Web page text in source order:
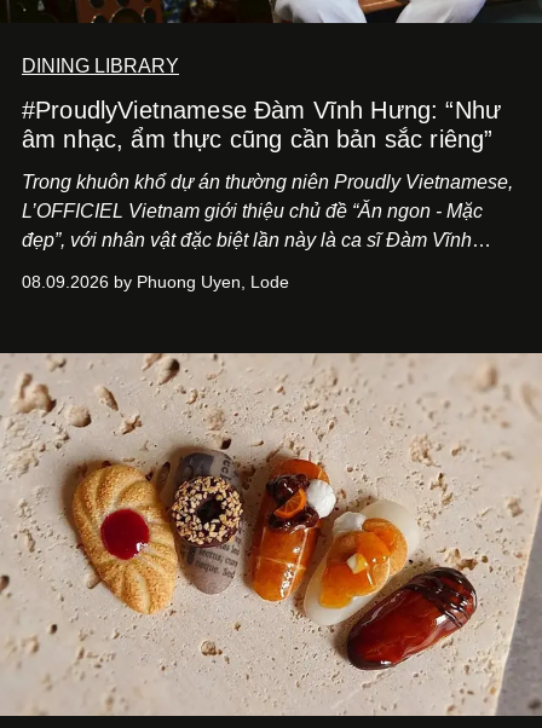
DINING LIBRARY
#ProudlyVietnamese Đàm Vĩnh Hưng: “Như
âm nhạc, ẩm thực cũng cần bản sắc riêng”
Trong khuôn khổ dự án thường niên Proudly Vietnamese,
L’OFFICIEL Vietnam giới thiệu chủ đề “Ăn ngon - Mặc
đẹp”, với nhân vật đặc biệt lần này là ca sĩ Đàm Vĩnh
Cà Phê Cà Pháo mang dấu ấn Indochine hoài niệm, thu
08.09.2026 by Phuong Uyen, Lode